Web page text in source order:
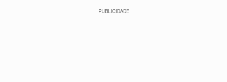
PUBLICIDADE